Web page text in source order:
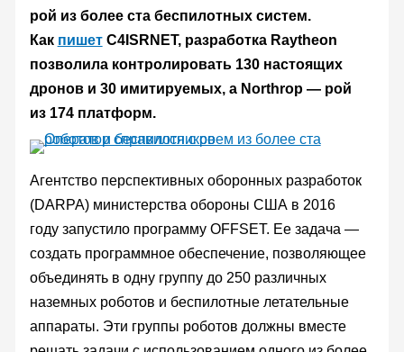
рой из более ста беспилотных систем.
Как пишетC4ISRNET, разработка Raytheon
позволила контролировать 130 настоящих
дронов и 30 имитируемых, а Northrop — рой
из 174 платформ.
Агентство перспективных оборонных разработок
(DARPA) министерства обороны США в 2016
году запустило программу OFFSET. Ее задача —
создать программное обеспечение, позволяющее
объединять в одну группу до 250 различных
наземных роботов и беспилотные летательные
аппараты. Эти группы роботов должны вместе